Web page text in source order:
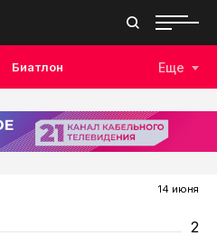
Биатлон
Плавание Дзюдо
Бокс
Еще
14 июня
2